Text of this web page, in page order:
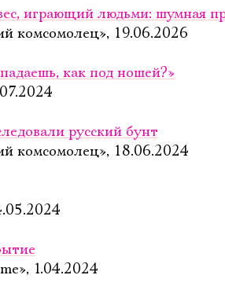
играющий людьми: шумная
комсомолец», 19.06.2026
как под ношей?»
русский бунт
комсомолец», 18.06.2024
1.04.2024